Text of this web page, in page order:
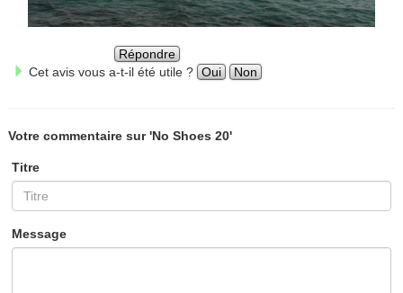
Répondre
Cet avis vous a-t-il été utile ? Oui Non
Votre commentaire sur 'No Shoes 20'
Titre
Message